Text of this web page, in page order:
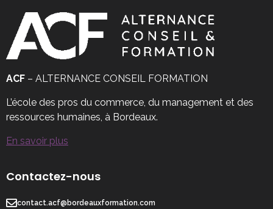
ACF – ALTERNANCE CONSEIL FORMATION
L’école des pros du commerce, du management et des
ressources humaines, à Bordeaux.
En savoir plus
Contactez-nous
contact.acf@bordeauxformation.com